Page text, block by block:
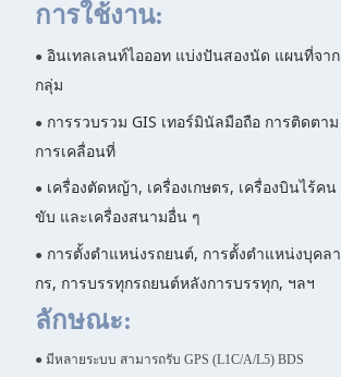
การใช้งาน:
● อินเทลเลนท์ไอออท แบ่งปันสองนัด แผนที่จาก
กลุ่ม
● การรวบรวม GIS เทอร์มินัลมือถือ การติดตาม
การเคลื่อนที่
● เครื่องตัดหญ้า, เครื่องเกษตร, เครื่องบินไร้คน
ขับ และเครื่องสนามอื่น ๆ
● การตั้งตําแหน่งรถยนต์, การตั้งตําแหน่งบุคลา
กร, การบรรทุกรถยนต์หลังการบรรทุก, ฯลฯ
ลักษณะ:
● มีหลายระบบ สามารถรับ GPS (L1C/A/L5) BDS